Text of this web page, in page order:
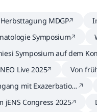
MDGP
Symposium
Symposium auf dem
NEO Live 2025
Von
mit Exazerbation
jENS Congress 2025